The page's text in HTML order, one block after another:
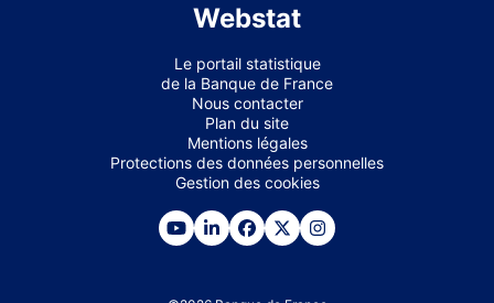
Webstat
Le portail statistique
de la Banque de France
Nous contacter
Plan du site
Mentions légales
Protections des données personnelles
Gestion des cookies